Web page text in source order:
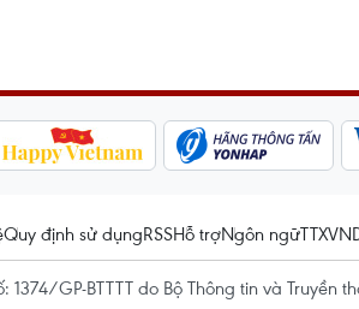
Quy định sử dụngRSSHỗ trợNgôn ngữTTXVN
1374/GP-BTTTT do Bộ Thông tin và Truyền